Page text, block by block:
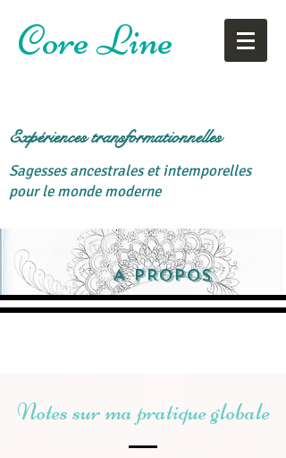
Core Line
Expériences transformationnelles
Sagesses ancestrales et intemporelles
pour le monde moderne
A PROPOS
Notes sur ma pratique globale